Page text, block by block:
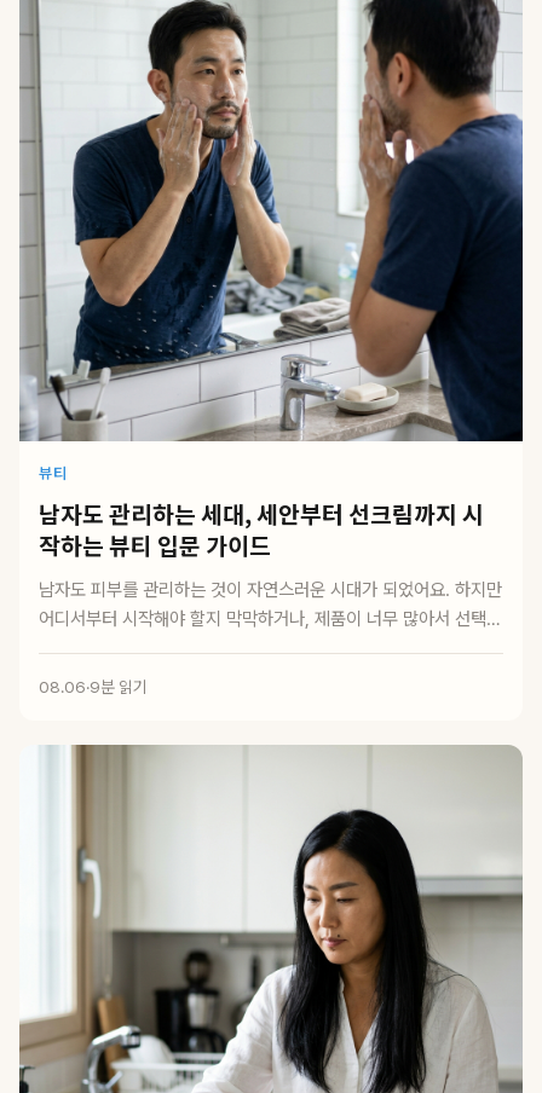
뷰티
남자도 관리하는 세대, 세안부터 선크림까지 시
작하는 뷰티 입문 가이드
남자도 피부를 관리하는 것이 자연스러운 시대가 되었어요. 하지만
어디서부터 시작해야 할지 막막하거나, 제품이 너무 많아서 선택이
어렵다는 목소리...
08.06·9분 읽기